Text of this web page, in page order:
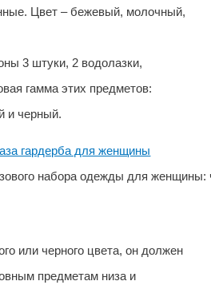
Цвет – бежевый, молочный,
3 штуки, 2 водолазки,
гамма этих предметов:
и черный.
набора одежды для женщины:
или черного цвета, он должен
предметам низа и